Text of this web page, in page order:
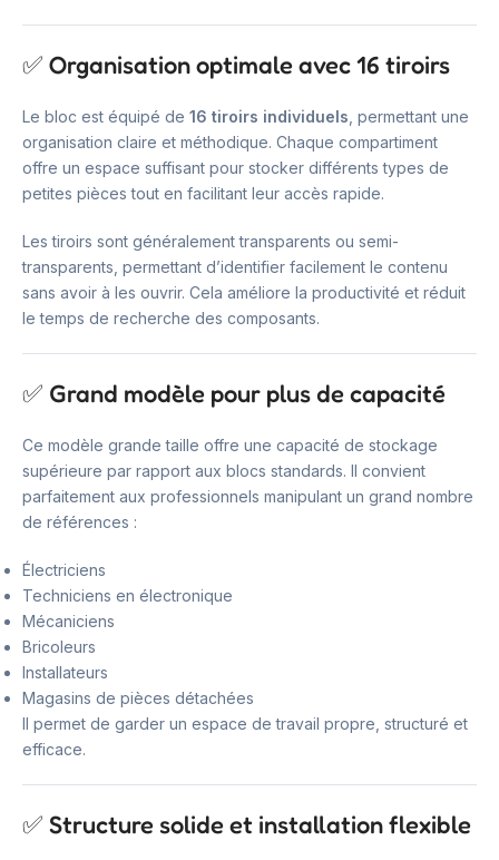
✅ Organisation optimale avec 16 tiroirs
Le bloc est équipé de 16 tiroirs individuels , permettant une
organisation claire et méthodique. Chaque compartiment
offre un espace suffisant pour stocker différents types de
petites pièces tout en facilitant leur accès rapide.
Les tiroirs sont généralement transparents ou semi-
transparents, permettant d’identifier facilement le contenu
sans avoir à les ouvrir. Cela améliore la productivité et réduit
le temps de recherche des composants.
✅ Grand modèle pour plus de capacité
Ce modèle grande taille offre une capacité de stockage
supérieure par rapport aux blocs standards. Il convient
parfaitement aux professionnels manipulant un grand nombre
de références :
Électriciens
Techniciens en électronique
Mécaniciens
Bricoleurs
Installateurs
Magasins de pièces détachées
Il permet de garder un espace de travail propre, structuré et
efficace.
✅ Structure solide et installation flexible